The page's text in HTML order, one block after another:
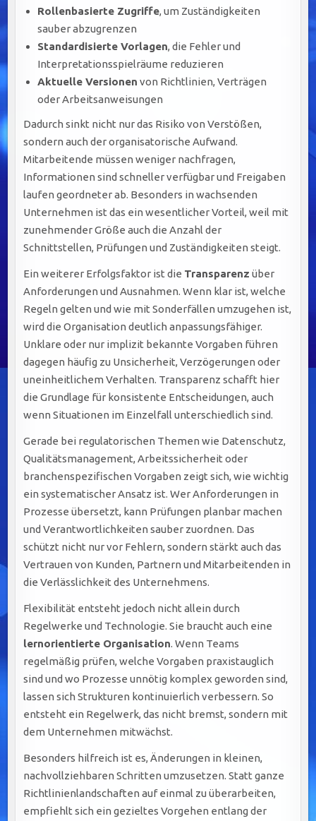
Rollenbasierte Zugriffe, um Zuständigkeiten
sauber abzugrenzen
Standardisierte Vorlagen, die Fehler und
Interpretationsspielräume reduzieren
Aktuelle Versionen von Richtlinien, Verträgen
oder Arbeitsanweisungen
Dadurch sinkt nicht nur das Risiko von Verstößen,
sondern auch der organisatorische Aufwand.
Mitarbeitende müssen weniger nachfragen,
Informationen sind schneller verfügbar und Freigaben
laufen geordneter ab. Besonders in wachsenden
Unternehmen ist das ein wesentlicher Vorteil, weil mit
zunehmender Größe auch die Anzahl der
Schnittstellen, Prüfungen und Zuständigkeiten steigt.
Ein weiterer Erfolgsfaktor ist die Transparenz über
Anforderungen und Ausnahmen. Wenn klar ist, welche
Regeln gelten und wie mit Sonderfällen umzugehen ist,
wird die Organisation deutlich anpassungsfähiger.
Unklare oder nur implizit bekannte Vorgaben führen
dagegen häufig zu Unsicherheit, Verzögerungen oder
uneinheitlichem Verhalten. Transparenz schafft hier
die Grundlage für konsistente Entscheidungen, auch
wenn Situationen im Einzelfall unterschiedlich sind.
Gerade bei regulatorischen Themen wie Datenschutz,
Qualitätsmanagement, Arbeitssicherheit oder
branchenspezifischen Vorgaben zeigt sich, wie wichtig
ein systematischer Ansatz ist. Wer Anforderungen in
Prozesse übersetzt, kann Prüfungen planbar machen
und Verantwortlichkeiten sauber zuordnen. Das
schützt nicht nur vor Fehlern, sondern stärkt auch das
Vertrauen von Kunden, Partnern und Mitarbeitenden in
die Verlässlichkeit des Unternehmens.
Flexibilität entsteht jedoch nicht allein durch
Regelwerke und Technologie. Sie braucht auch eine
lernorientierte Organisation. Wenn Teams
regelmäßig prüfen, welche Vorgaben praxistauglich
sind und wo Prozesse unnötig komplex geworden sind,
lassen sich Strukturen kontinuierlich verbessern. So
entsteht ein Regelwerk, das nicht bremst, sondern mit
dem Unternehmen mitwächst.
Besonders hilfreich ist es, Änderungen in kleinen,
nachvollziehbaren Schritten umzusetzen. Statt ganze
Richtlinienlandschaften auf einmal zu überarbeiten,
empfiehlt sich ein gezieltes Vorgehen entlang der